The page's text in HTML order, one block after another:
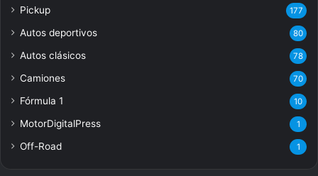
Pickup 177
Autos deportivos 80
Autos clásicos 78
Camiones 70
Fórmula 1 10
MotorDigitalPress 1
Off-Road 1